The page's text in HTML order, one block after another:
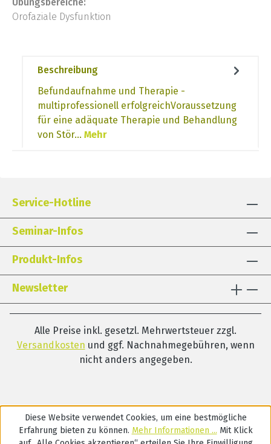
Orofaziale Dysfunktion
Beschreibung
Befundaufnahme und Therapie -
multiprofessionell erfolgreichVoraussetzung
für eine adäquate Therapie und Behandlung
von Stör… Mehr
Service-Hotline
Seminar-Infos
Produkt-Infos
Newsletter
Alle Preise inkl. gesetzl. Mehrwertsteuer zzgl.
Versandkosten und ggf. Nachnahmegebühren, wenn
nicht anders angegeben.
Diese Website verwendet Cookies, um eine bestmögliche
Erfahrung bieten zu können. Mehr Informationen ... Mit Klick